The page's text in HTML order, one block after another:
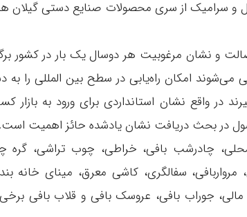
و سرامیک از سری محصولات صنایع دستی گیلان
و نشان مرغوبیت هر دوسال یک بار در کشور
می‌شوند امکان راه‌یابی در سطح بین المللی را
در واقع نشان استانداردی برای ورود به
در بحث دریافت نشان یادشده حائز اهمیت است.
چادرشب بافی، خراطی، چوب تراشی، گره
مرواربافی، سفالگری، کاشی معرق، مینای خانه
مالی، جوراب بافی، عروسک بافی و قلاب بافی